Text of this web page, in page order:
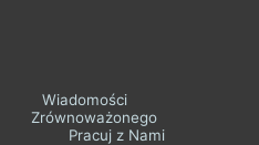
Wiadomości
Zrównoważonego
Pracuj z Nami